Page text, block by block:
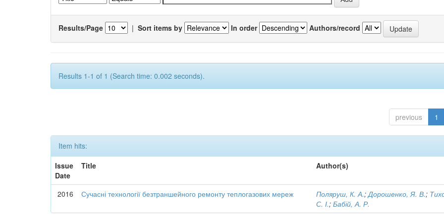
Results/Page | Sort items by In order Authors/record
Results 1-1 of 1 (Search time: 0.002 seconds).
previous 1
Item hits:
Issue
Date
Title Author(s)
2016 Сучасні технології безтраншейного ремонту теплогазових мереж Поляруш, К. А.;Дорошенко, Я. В.;
С. І.;Бабій, А. Р.